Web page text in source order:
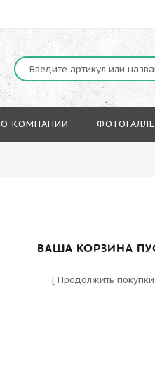
О КОМПАНИИ
ВАША КОРЗИНА
[ Продолжить покупки